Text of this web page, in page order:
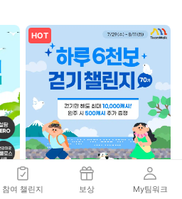
HOT
참여 챌린지 보상 My팀워크